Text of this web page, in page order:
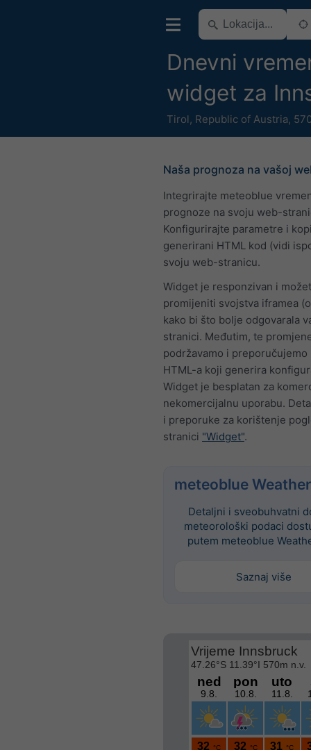
Dnevni
widget za
Tirol, Republic of Austria,
Naša prognoza na vašoj
Integrirajte meteoblue
prognoze na svoju web-
Konfigurirajte parametre i
generirani HTML kod (vidi
svoju web-stranicu.
Widget je responzivan i
promijeniti svojstva iframea
kako bi što bolje odgovarala
stranici. Međutim, te
podržavamo i
HTML-a koji generira
Widget je besplatan za
nekomercijalnu uporabu.
i preporuke za korištenje
stranici "Widget".
meteoblue
Detaljni i sveobuhvatni
meteorološki podaci
putem meteoblue
Saznaj više